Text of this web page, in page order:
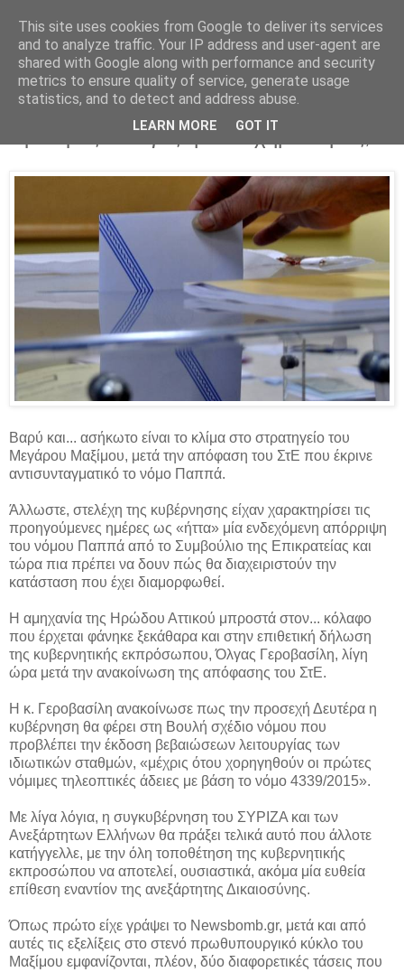
Parakato.gr
Ραγδαίες εξελίξεις - Διάγγελμα Τσίπρα:
Πρόωρες εκλογές ή ανασχηματισμός;
Βαρύ και... ασήκωτο είναι το κλίμα στο στρατηγείο του
Μεγάρου Μαξίμου, μετά την απόφαση του ΣτΕ που έκρινε
αντισυνταγματικό το νόμο Παππά.
Άλλωστε, στελέχη της κυβέρνησης είχαν χαρακτηρίσει τις
προηγούμενες ημέρες ως «ήττα» μία ενδεχόμενη απόρριψη
του νόμου Παππά από το Συμβούλιο της Επικρατείας και
τώρα πια πρέπει να δουν πώς θα διαχειριστούν την
κατάσταση που έχει διαμορφωθεί.
Η αμηχανία της Ηρώδου Αττικού μπροστά στον... κόλαφο
που έρχεται φάνηκε ξεκάθαρα και στην επιθετική δήλωση
της κυβερνητικής εκπρόσωπου, Όλγας Γεροβασίλη, λίγη
ώρα μετά την ανακοίνωση της απόφασης του ΣτΕ.
Η κ. Γεροβασίλη ανακοίνωσε πως την προσεχή Δευτέρα η
κυβέρνηση θα φέρει στη Βουλή σχέδιο νόμου που
προβλέπει την έκδοση βεβαιώσεων λειτουργίας των
ιδιωτικών σταθμών, «μέχρις ότου χορηγηθούν οι πρώτες
νόμιμες τηλεοπτικές άδειες με βάση το νόμο 4339/2015».
Με λίγα λόγια, η συγκυβέρνηση του ΣΥΡΙΖΑ και των
Ανεξάρτητων Ελλήνων θα πράξει τελικά αυτό που άλλοτε
κατήγγελλε, με την όλη τοποθέτηση της κυβερνητικής
εκπροσώπου να αποτελεί, ουσιαστικά, ακόμα μία ευθεία
επίθεση εναντίον της ανεξάρτητης Δικαιοσύνης.
Όπως πρώτο είχε γράψει το Newsbomb.gr, μετά και από
αυτές τις εξελίξεις στο στενό πρωθυπουργικό κύκλο του
Μαξίμου εμφανίζονται, πλέον, δύο διαφορετικές τάσεις που
This site uses cookies from Google to deliver its services
and to analyze traffic. Your IP address and user-agent are
shared with Google along with performance and security
metrics to ensure quality of service, generate usage
statistics, and to detect and address abuse.
LEARN MORE GOT IT